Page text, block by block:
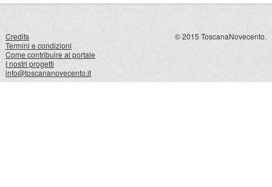
Credits
Termini e condizioni
Come contribuire al portale
I nostri progetti
info@toscananovecento.it
© 2015 ToscanaNovecento.